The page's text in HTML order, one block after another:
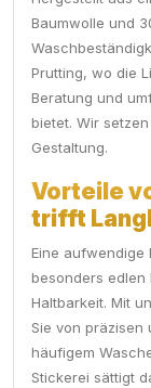
Baumwolle und
Prutting, wo die
Beratung und
bietet. Wir
Gestaltung.
Vorteile
trifft
Eine aufwendige
besonders edlen
Haltbarkeit. Mit
Sie von präzisen
häufigem
Stickerei sättigt